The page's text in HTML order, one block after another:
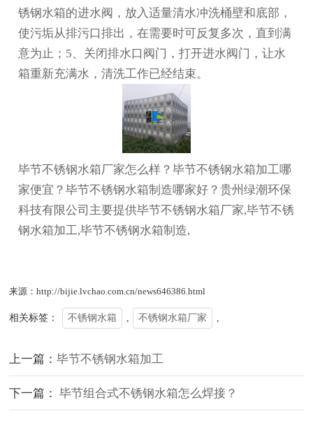
锈钢水箱的进水阀，放入适量清水冲洗桶壁和底部，
使污垢从排污口排出，在需要时可反复多次，直到满
意为止；5、关闭排水口阀门，打开进水阀门，让水
箱重新充满水，清洗工作已经结束。
毕节不锈钢水箱厂家怎么样？毕节不锈钢水箱加工哪
家便宜？毕节不锈钢水箱制造哪家好？贵州绿潮环保
科技有限公司主要提供毕节不锈钢水箱厂家,毕节不锈
钢水箱加工,毕节不锈钢水箱制造,
来源：http://bijie.lvchao.com.cn/news646386.html
相关标签： 不锈钢水箱 不锈钢水箱厂家
上一篇：毕节不锈钢水箱加工
下一篇： 毕节组合式不锈钢水箱怎么焊接？